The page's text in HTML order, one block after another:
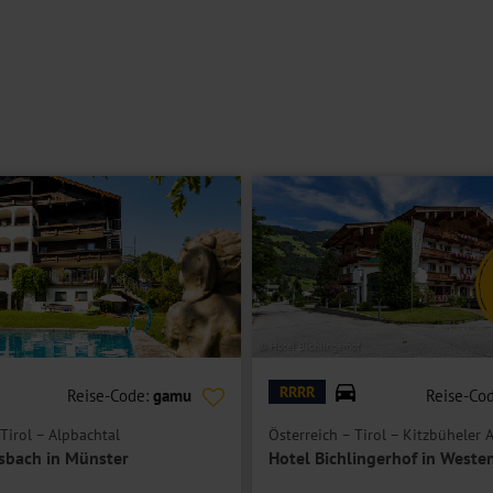
Schlafmöglichkeit für eine Person.
Platz für bis zu 4 Personen.
Reise-Code: gamu
– Alpbachtal
in Münster
© Hotel Bichlingerhof
RRRR Reise-
Österreich – Tirol – Kitzbüheler
Hotel Bichlingerhof in